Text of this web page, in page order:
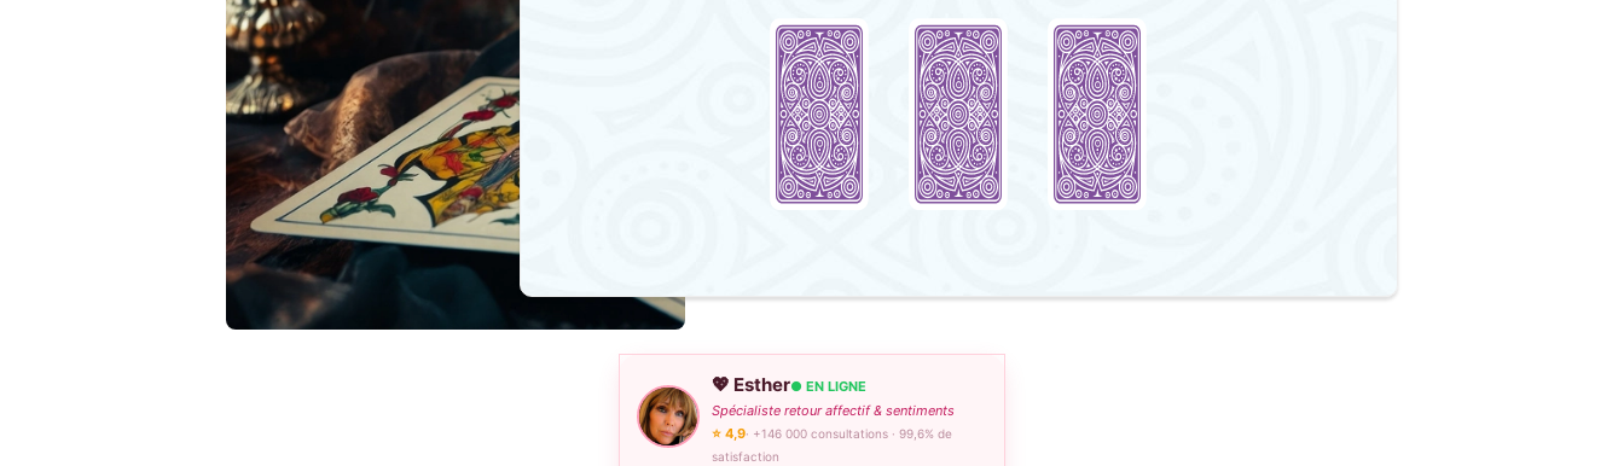
💖 Esther● EN LIGNE
Spécialiste retour affectif & sentiments
⭐ 4,9· +146 000 consultations · 99,6% de
satisfaction